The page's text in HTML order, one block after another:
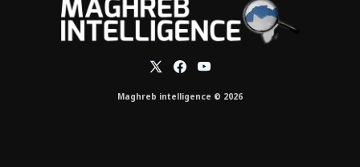
Maghreb intelligence © 2026